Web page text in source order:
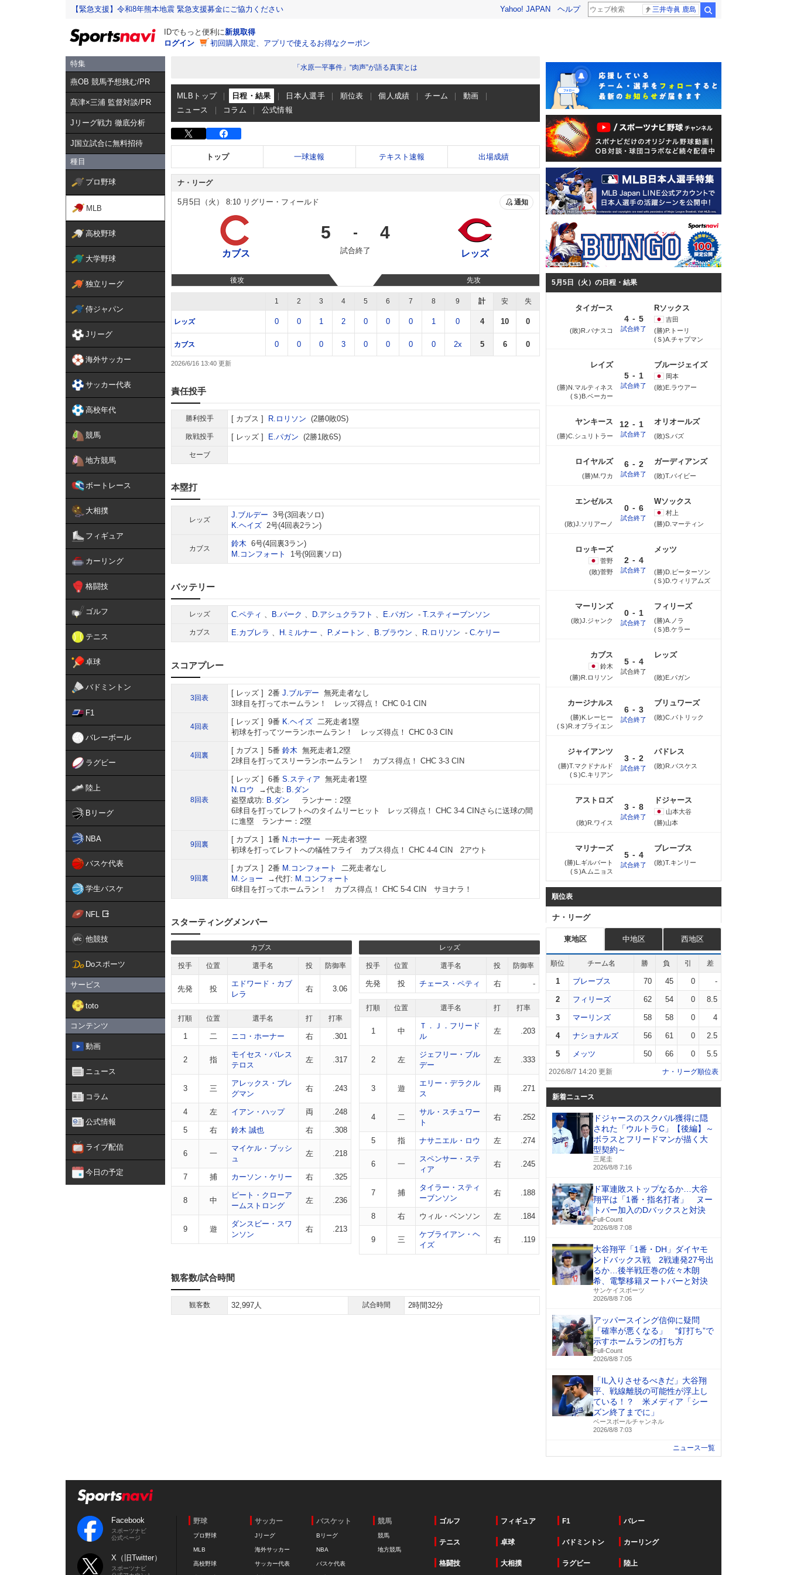
【緊急支援】令和8年熊本地震 緊急支援募金にご協力ください Yahoo! JAPAN ヘルプ 三井寺眞 鹿島
IDでもっと便利に新規取得
ログイン
初回購入限定、アプリで使えるお得なクーポン
特集
燕OB 競馬予想挑む/PR
髙津×三浦 監督対談/PR
Jリーグ戦力 徹底分析
J国立試合に無料招待
種目
プロ野球
MLB
高校野球
大学野球
独立リーグ
侍ジャパン
Jリーグ
海外サッカー
サッカー代表
高校年代
競馬
地方競馬
ボートレース
大相撲
フィギュア
カーリング
格闘技
ゴルフ
テニス
卓球
バドミントン
F1
バレーボール
ラグビー
陸上
Bリーグ
NBA
バスケ代表
学生バスケ
NFL
他競技
Doスポーツ
サービス
toto
コンテンツ
動画
ニュース
コラム
公式情報
ライブ配信
今日の予定
「水原一平事件」“肉声”が語る真実とは
MLBトップ 日程・結果 日本人選手 順位表 個人成績 チーム
動画
ニュース
コラム 公式情報
トップ 一球速報 テキスト速報 出場成績
ナ・リーグ
5月5日（火） 8:10 リグリー・フィールド 通知
カブス
5 - 4
試合終了 レッズ
後攻 先攻
1 2 3 4 5 6 7 8 9 計 安 失
レッズ 0 0 1 2 0 0 0 1 0 4 10 0
カブス 0 0 0 3 0 0 0 0 2x 5 6 0
2026/6/16 13:40
責任投手
勝利投手 カブス R.ロリソン (2勝0敗0S)
敗戦投手 レッズ E.パガン (2勝1敗6S)
セーブ
本塁打
レッズ
J.ブルデー 3号(3回表ソロ)
K.ヘイズ 2号(4回表2ラン)
カブス
鈴木 6号(4回裏3ラン)
M.コンフォート
1号(9回裏ソロ)
バッテリー
レッズ C.ペティ 、 B.バーク 、 D.アシュクラフト 、 E.パガン - T.スティーブンソン
カブス E.カブレラ 、 H.ミルナー 、 P.メートン 、 B.ブラウン 、 R.ロリソン - C.ケリー
スコアプレー
3回表
レッズ 2番 J.ブルデー 無死走者なし
3球目を打ってホームラン！ レッズ得点！ CHC 0-1 CIN
4回表
レッズ 9番 K.ヘイズ 二死走者1塁
初球を打ってツーランホームラン！ レッズ得点！ CHC 0-3 CIN
4回裏
カブス 5番 鈴木 無死走者1,2塁
2球目を打ってスリーランホームラン！ カブス得点！ CHC 3-3 CIN
8回表
レッズ 6番 S.スティア 無死走者1塁
N.ロウ
→代走: B.ダン
盗塁成功: B.ダン
ランナー：2塁
6球目を打ってレフトへのタイムリーヒット レッズ得点！ CHC 3-4 CINさらに送球の間
に進塁 ランナー：2塁
9回裏
カブス 1番 N.ホーナー 一死走者3塁
初球を打ってレフトへの犠牲フライ カブス得点！ CHC 4-4 CIN 2アウト
9回裏
カブス 2番 M.コンフォート
二死走者なし
M.ショー
→代打: M.コンフォート
6球目を打ってホームラン！ カブス得点！ CHC 5-4 CIN サヨナラ！
スターティングメンバー
カブス
投手 位置 選手名 投 防御率
先発 投
エドワード・カブ
レラ
右 3.06
打順 位置 選手名 打 打率
1 二 ニコ・ホーナー 右 .301
2 指
モイセス・バレス
テロス
左 .317
3 三
アレックス・ブレ
グマン
右 .243
4 左 イアン・ハップ 両 .248
5 右 鈴木 誠也 右 .308
6 一
マイケル・ブッシ
ュ
左 .218
7 捕 カーソン・ケリー 右 .325
8 中
ピート・クローア
ームストロング
左 .236
9 遊
ダンスビー・スワ
ンソン
右 .213
レッズ
投手 位置 選手名 投 防御率
先発 投 チェース・ペティ 右 -
打順 位置 選手名 打 打率
1 中
Ｔ．Ｊ．フリード
ル
左 .203
2 左
ジェフリー・ブル
デー
左 .333
3 遊
エリー・デラクル
ス
両 .271
4 二
サル・スチュワー
ト
右 .252
5 指 ナサニエル・ロウ 左 .274
6 一
スペンサー・ステ
ィア
右 .245
7 捕
タイラー・スティ
ーブンソン
右 .188
8 右 ウィル・ベンソン 左 .184
9 三
ケブライアン・ヘ
イズ
右 .119
観客数/試合時間
観客数 32,997人 試合時間 2時間32分
5月5日（火）の日程・結果
タイガース
(敗)R.バナスコ
4 - 5
試合終了
Rソックス
吉田
(勝)P.トーリ
(Ｓ)A.チャプマン
レイズ
(勝)N.マルティネス
(Ｓ)B.ベーカー
5 - 1
試合終了
ブルージェイズ
岡本
(敗)E.ラウアー
ヤンキース
(勝)C.シュリトラー
12 - 1
試合終了
オリオールズ
(敗)S.バズ
ロイヤルズ
(勝)M.ワカ
6 - 2
試合終了
ガーディアンズ
(敗)T.バイビー
エンゼルス
(敗)J.ソリアーノ
0 - 6
試合終了
Wソックス
村上
(勝)D.マーティン
ロッキーズ
菅野
(敗)菅野
2 - 4
試合終了
メッツ
(勝)D.ピーターソン
(Ｓ)D.ウィリアムズ
マーリンズ
(敗)J.ジャンク
0 - 1
試合終了
フィリーズ
(勝)A.ノラ
(Ｓ)B.ケラー
カブス
鈴木
(勝)R.ロリソン
5 - 4
試合終了
レッズ
(敗)E.パガン
カージナルス
(勝)K.レーヒー
(Ｓ)R.オブライエン
6 - 3
試合終了
ブリュワーズ
(敗)C.パトリック
ジャイアンツ
(勝)T.マクドナルド
(Ｓ)C.キリアン
3 - 2
試合終了
パドレス
(敗)R.バスケス
アストロズ
(敗)R.ワイス
3 - 8
試合終了
ドジャース
山本大谷
(勝)山本
マリナーズ
(勝)L.ギルバート
(Ｓ)A.ムニョス
5 - 4
試合終了
ブレーブス
(敗)T.キンリー
順位表
ナ・リーグ
東地区 中地区 西地区
順位 チーム名 勝 負 引 差
1 ブレーブス 70 45 0 -
2 フィリーズ 62 54 0 8.5
3 マーリンズ 58 58 0 4
4 ナショナルズ 56 61 0 2.5
5 メッツ 50 66 0 5.5
2026/8/7 14:20 更新 ナ・リーグ順位表
新着ニュース
ドジャースのスクバル獲得に隠
された「ウルトラC」【後編】～
ボラスとフリードマンが描く大
型契約～
三尾圭
2026/8/8 7:16
ド軍連敗ストップなるか…大谷
翔平は「1番・指名打者」 ヌー
トバー加入のDバックスと対決
Full-Count
2026/8/8 7:08
大谷翔平「1番・DH」ダイヤモ
ンドバックス戦 2戦連発27号出
るか…後半戦圧巻の佐々木朗
希、電撃移籍ヌートバーと対決
サンケイスポーツ
2026/8/8 7:06
アッパースイング信仰に疑問
「確率が悪くなる」 “釘打ち”で
示すホームランの打ち方
Full-Count
2026/8/8 7:05
「IL入りさせるべきだ」大谷翔
平、戦線離脱の可能性が浮上し
ている！？ 米メディア「シー
ズン終了までに」
ベースボールチャンネル
2026/8/8 7:03
ニュース一覧
Facebook
スポーツナビ
公式ページ
X（旧Twitter）
スポーツナビ
野球
プロ野球
MLB
高校野球
サッカー
Jリーグ
海外サッカー
サッカー代表
バスケット
Bリーグ
NBA
バスケ代表
競馬
競馬
地方競馬
ゴルフ フィギュア F1 バレー
テニス 卓球 バドミントン カーリング
格闘技 大相撲 ラグビー 陸上